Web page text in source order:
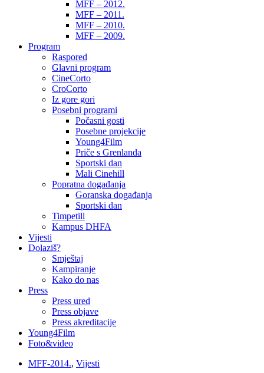
MFF – 2012.
MFF – 2011.
MFF – 2010.
MFF – 2009.
Program
Raspored
Glavni program
CineCorto
CroCorto
Iz gore gori
Posebni programi
Počasni gosti
Posebne projekcije
Young4Film
Priče s Grenlanda
Sportski dan
Mali Cinehill
Popratna događanja
Goranska događanja
Sportski dan
Timpetill
Kampus DHFA
Vijesti
Dolaziš?
Smještaj
Kampiranje
Kako do nas
Press
Press ured
Press objave
Press akreditacije
Young4Film
Foto&video
MFF-2014., Vijesti